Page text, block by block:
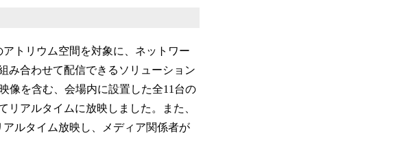
トリウム空間を対象に、ネットワー
み合わせて配信できるソリューション
像を含む、会場内に設置した全11台の
アルタイムに放映しました。また、
ルタイム放映し、メディア関係者が